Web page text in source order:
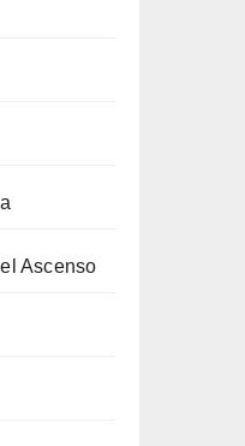
Ascenso